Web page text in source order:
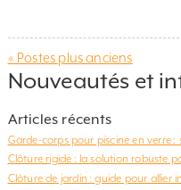
d’une rénovation complète,
rambarde est une étape
l’aménagement d’un
normes à respecter ? Et
« Postes plus anciens
Nouveautés et
Articles récents
Garde-corps pour piscine en verre
Clôture rigide : la solution robuste
Clôture de jardin : guide pour allier